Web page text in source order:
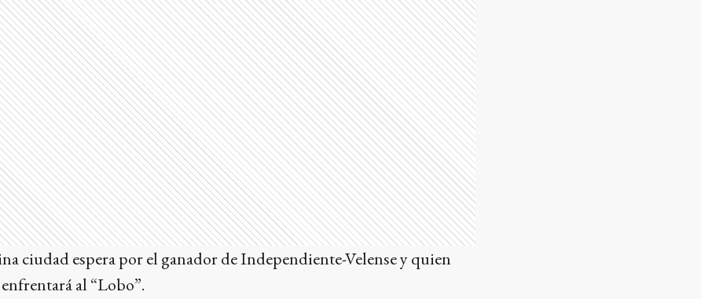
ciudad espera por el ganador de Independiente-Velense y quien
al “Lobo”.